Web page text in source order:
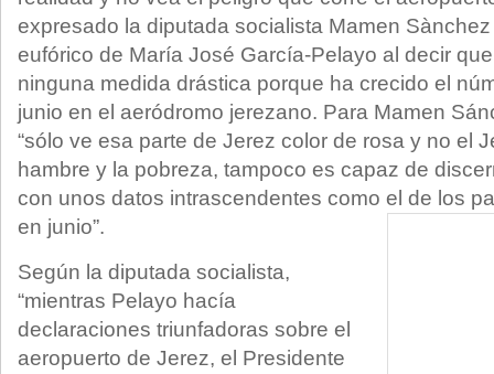
expresado la diputada socialista Mamen
eufórico de María José García-Pelayo al decir
ninguna medida drástica porque ha crecido el
junio en el aeródromo jerezano. Para Mamen
“sólo ve esa parte de Jerez color de rosa y no el
hambre y la pobreza, tampoco es capaz de
con unos datos intrascendentes como el de los
en junio”.
Según la diputada socialista,
“mientras Pelayo hacía
declaraciones triunfadoras sobre el
aeropuerto de Jerez, el Presidente